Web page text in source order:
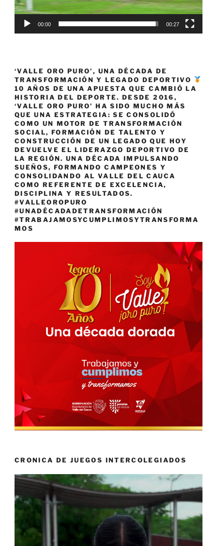
00:00 00:27
‘VALLE ORO PURO’, UNA DÉCADA DE
TRANSFORMACIÓN Y LEGADO DEPORTIVO
10 AÑOS DE UNA APUESTA QUE CAMBIÓ LA
HISTORIA DEL DEPORTE. DESDE 2016,
‘VALLE ORO PURO’ HA SIDO MUCHO MÁS
QUE UNA ESTRATEGIA: SE CONSOLIDÓ
COMO UN MOTOR DE TRANSFORMACIÓN
SOCIAL, FORMACIÓN DE TALENTO Y
CONSTRUCCIÓN DE UN LEGADO QUE HOY
DEVUELVE EL LIDERAZGO DEPORTIVO DE
LA REGIÓN. UNA DÉCADA IMPULSANDO
SUEÑOS, FORMANDO CAMPEONES Y
CONSOLIDANDO AL VALLE DEL CAUCA
COMO REFERENTE DE EXCELENCIA,
DISCIPLINA Y RESULTADOS.
#VALLEOROPURO
#UNADÉCADADETRANSFORMACIÓN
#TRABAJAMOSYCUMPLIMOSYTRANSFORMA
MOS
CRONICA DE JUEGOS INTERCOLEGIADOS
Reproductor
vídeo